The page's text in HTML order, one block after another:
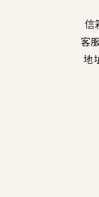
信
客
地